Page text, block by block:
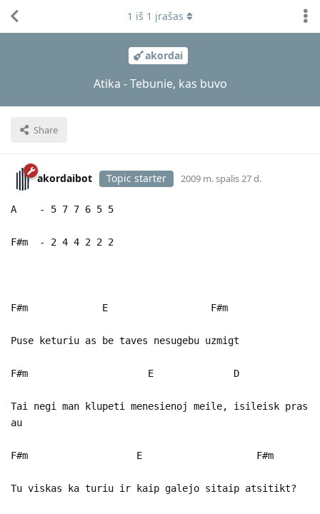
akordai
Atika - Tebunie, kas buvo
Share
1 iš 1 įrašas
akordaibot Topic starter 2009 m. spalis 27 d.
A - 5 7 7 6 5 5
F#m - 2 4 4 2 2 2
F#m E F#m
Puse keturiu as be taves nesugebu uzmigt
F#m E D
Tai negi man klupeti menesienoj meile, isileisk pras
au
F#m E F#m
Tu viskas ka turiu ir kaip galejo sitaip atsitikt?